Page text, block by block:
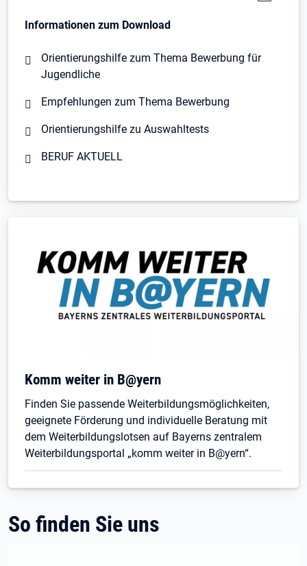
Informationen zum Download
Orientierungshilfe zum Thema Bewerbung für
Jugendliche
Empfehlungen zum Thema Bewerbung
Orientierungshilfe zu Auswahltests
BERUF AKTUELL
Öffnet in neuem Tab
Komm weiter in B@yern
Finden Sie passende Weiterbildungsmöglichkeiten,
geeignete Förderung und individuelle Beratung mit
dem Weiterbildungslotsen auf Bayerns zentralem
Weiterbildungsportal „komm weiter in B@yern“.
So finden Sie uns